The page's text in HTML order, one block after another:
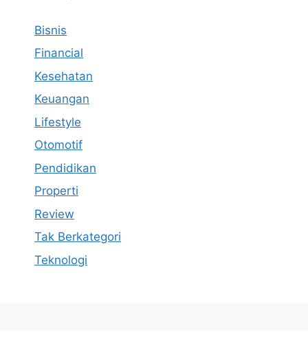
Bisnis
Financial
Kesehatan
Keuangan
Lifestyle
Otomotif
Pendidikan
Properti
Review
Tak Berkategori
Teknologi